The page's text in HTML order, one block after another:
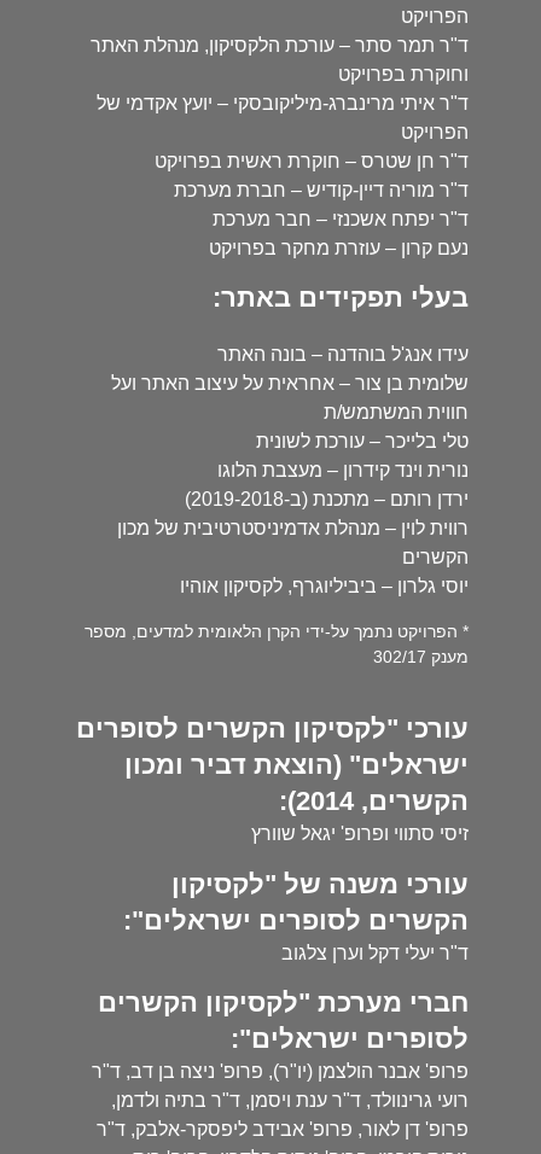
הפרויקט
ד"ר תמר סתר – עורכת הלקסיקון, מנהלת האתר
וחוקרת בפרויקט
ד"ר איתי מרינברג-מיליקובסקי – יועץ אקדמי של
הפרויקט
ד"ר חן שטרס – חוקרת ראשית בפרויקט
ד"ר מוריה דיין-קודיש – חברת מערכת
ד"ר יפתח אשכנזי – חבר מערכת
נעם קרון – עוזרת מחקר בפרויקט
בעלי תפקידים באתר:
עידו אנג'ל בוהדנה – בונה האתר
שלומית בן צור – אחראית על עיצוב האתר ועל
חווית המשתמש/ת
טלי בלייכר – עורכת לשונית
נורית וינד קידרון – מעצבת הלוגו
ירדן רותם – מתכנת (ב-2019-2018)
רווית לוין – מנהלת אדמיניסטרטיבית של מכון
הקשרים
יוסי גלרון – ביביליוגרף, לקסיקון אוהיו
* הפרויקט נתמך על-ידי הקרן הלאומית למדעים, מספר
מענק 302/17
עורכי "לקסיקון הקשרים לסופרים
ישראלים" (הוצאת דביר ומכון
הקשרים, 2014):
זיסי סתווי ופרופ' יגאל שוורץ
עורכי משנה של "לקסיקון
הקשרים לסופרים ישראלים":
ד"ר יעלי דקל וערן צלגוב
חברי מערכת "לקסיקון הקשרים
לסופרים ישראלים":
פרופ' אבנר הולצמן (יו"ר), פרופ' ניצה בן דב, ד"ר
רועי גרינוולד, ד"ר ענת ויסמן, ד"ר בתיה ולדמן,
פרופ' דן לאור, פרופ' אבידב ליפסקר-אלבק, ד"ר